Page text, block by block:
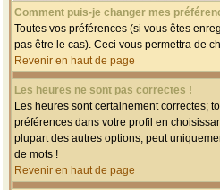
Comment puis-je changer mes
Toutes vos préférences (si vous êtes
pas être le cas). Ceci vous permettra de
Revenir en haut de page
Les heures ne sont pas correctes !
Les heures sont certainement correctes;
préférences dans votre profil en
plupart des autres options, peut
de mots !
Revenir en haut de page